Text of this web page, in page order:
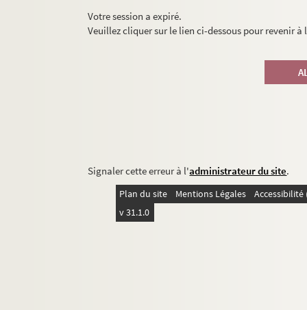
Votre session a expiré.
Veuillez cliquer sur le lien ci-dessous pour revenir
Signaler cette erreur à l'administrateur du site.
Plan du site Mentions Légales
v 31.1.0